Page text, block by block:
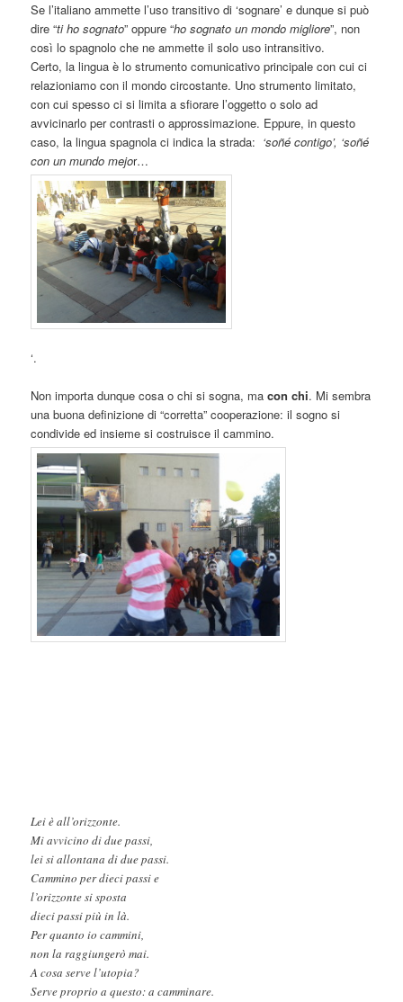
Se l’italiano ammette l’uso transitivo di ‘sognare’ e dunque si può
dire “ti ho sognato” oppure “ho sognato un mondo migliore”, non
così lo spagnolo che ne ammette il solo uso intransitivo.
Certo, la lingua è lo strumento comunicativo principale con cui ci
relazioniamo con il mondo circostante. Uno strumento limitato,
con cui spesso ci si limita a sfiorare l’oggetto o solo ad
avvicinarlo per contrasti o approssimazione. Eppure, in questo
caso, la lingua spagnola ci indica la strada: ‘soñé contigo’, ‘soñé
con un mundo mejor…
‘.
Non importa dunque cosa o chi si sogna, macon chi. Mi sembra
una buona definizione di “corretta” cooperazione: il sogno si
condivide ed insieme si costruisce il cammino.
Lei è all’orizzonte.
Mi avvicino di due passi,
lei si allontana di due passi.
Cammino per dieci passi e
l’orizzonte si sposta
dieci passi più in là.
Per quanto io cammini,
non la raggiungerò mai.
A cosa serve l’utopia?
Serve proprio a questo: a camminare.